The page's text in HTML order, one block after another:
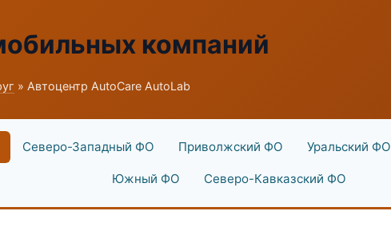
компаний
» Автоцентр AutoCare AutoLab
Северо-Западный ФО Приволжский ФО Уральский ФО
Южный ФО Северо-Кавказский ФО